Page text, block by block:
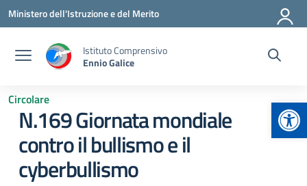
Vai ai contenuti
Vai al menu di navigazione
Vai al footer
Ministero dell'Istruzione e del Merito
Istituto Comprensivo
Ennio Galice
Circolare
N.169 Giornata mondiale
contro il bullismo e il
cyberbullismo